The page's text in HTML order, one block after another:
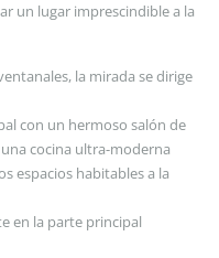
un lugar imprescindible a la
la mirada se dirige
con un hermoso salón de
cocina ultra-moderna
espacios habitables a la
en la parte principal